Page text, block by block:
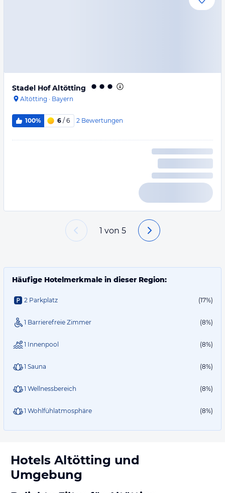
Stadel Hof Altötting
Altötting · Bayern
100% 6 / 6 2 Bewertungen
1 von 5
Häufige Hotelmerkmale in dieser Region:
2 Parkplatz (17%)
1 Barrierefreie Zimmer (8%)
1 Innenpool (8%)
1 Sauna (8%)
1 Wellnessbereich (8%)
1 Wohlfühlatmosphäre (8%)
Hotels Altötting und
Umgebung